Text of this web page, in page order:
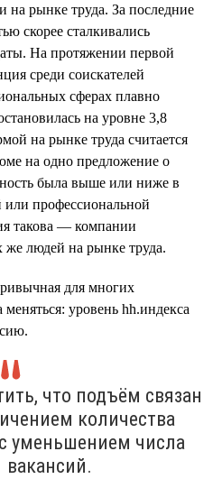
на рынке труда. За последние
скорее сталкивались
На протяжении первой
среди соискателей
сферах плавно
на уровне 3,8
на рынке труда считается
на одно предложение о
была выше или ниже в
или профессиональной
такова — компании
же людей на рынке труда.
для многих
меняться: уровень hh.индекса
что подъём связан
количества
уменьшением числа
вакансий.